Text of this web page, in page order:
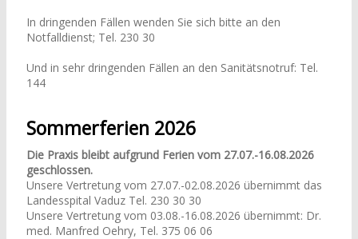
In dringenden Fällen wenden Sie sich bitte an den
Notfalldienst; Tel. 230 30
Und in sehr dringenden Fällen an den Sanitätsnotruf: Tel.
144
Sommerferien 2026
Die Praxis bleibt aufgrund Ferien vom 27.07.-16.08.2026
geschlossen.
Unsere Vertretung vom 27.07.-02.08.2026 übernimmt das
Landesspital Vaduz Tel. 230 30 30
Unsere Vertretung vom 03.08.-16.08.2026 übernimmt: Dr.
med. Manfred Oehry, Tel. 375 06 06